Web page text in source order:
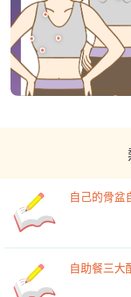
自己的骨盆
自助餐三大